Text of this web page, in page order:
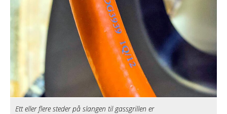
Ett eller flere steder på slangen til gassgrillen er